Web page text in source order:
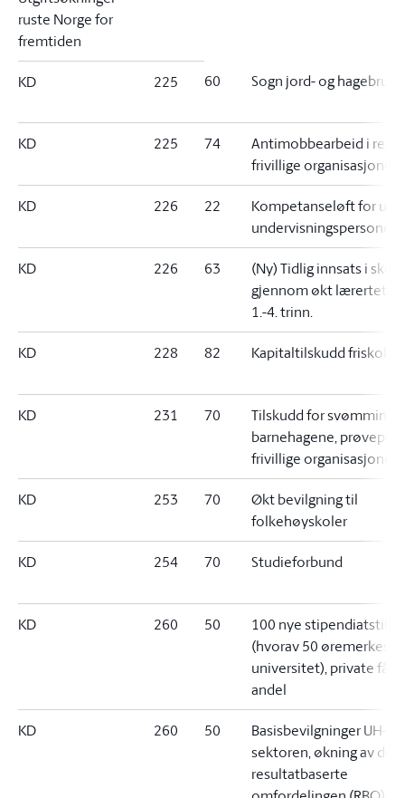
ruste Norge for
fremtiden
KD 225 60 Sogn jord- og
KD 225 74
Antimobbearbeid i regi
frivillige organisasjoner
KD 226 22
Kompetanseløft for
undervisningspersonell
KD 226 63
(Ny) Tidlig innsats i
gjennom økt
1.-4. trinn.
KD 228 82 Kapitaltilskudd friskoler
KD 231 70
Tilskudd for svømming i
barnehagene,
frivillige organisasjoner
KD 253 70
Økt bevilgning til
folkehøyskoler
KD 254 70 Studieforbund
KD 260 50
100 nye
(hvorav 50 øremerkes
universitet), private får
andel
KD 260 50
Basisbevilgninger UH-
sektoren, økning av den
resultatbaserte